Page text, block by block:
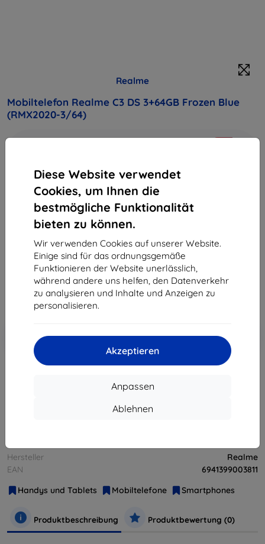
Diese Website verwendet
Cookies, um Ihnen die
bestmögliche Funktionalität
bieten zu können.
Wir verwenden Cookies auf unserer Website.
Einige sind für das ordnungsgemäße
Funktionieren der Website unerlässlich,
während andere uns helfen, den Datenverkehr
zu analysieren und Inhalte und Anzeigen zu
personalisieren.
Akzeptieren
Anpassen
Ablehnen
Realme
Mobiltelefon Realme C3 DS 3+64GB Frozen Blue
(RMX2020-3/64)
Galaxy A5 (2017) ponúka jedinečný vzhľad vďaka 3D
zadnému sklu v kombinácii s 5.2" Super AMOLED displejom.
Čisté línie a precízne výrobné spracovanie zaujmú na prvý
pohľad
Produktbeschreibung
158,90 €
143,01 €
120,18 €
-10%
Warenkorb
Hersteller
Realme
EAN
6941399003811
Handys und Tablets
Mobiltelefone Smartphones
Produktbeschreibung Produktbewertung (0)